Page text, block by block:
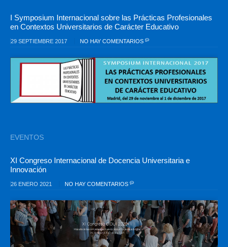
I Symposium Internacional sobre las Prácticas Profesionales
en Contextos Universitarios de Carácter Educativo
29 SEPTIEMBRE 2017 NO HAY COMENTARIOS
EVENTOS
XI Congreso Internacional de Docencia Universitaria e
Innovación
26 ENERO 2021 NO HAY COMENTARIOS